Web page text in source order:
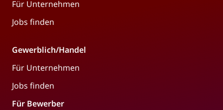
Für Unternehmen
Jobs finden
Gewerblich/Handel
Für Unternehmen
Jobs finden
Für Bewerber